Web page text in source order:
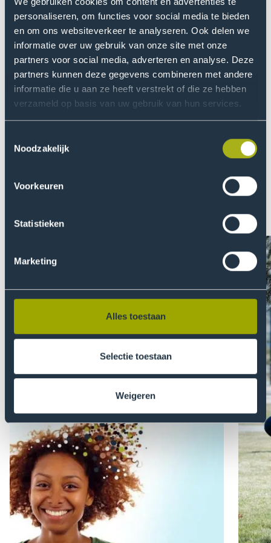
personaliseren, om functies voor social media te bieden
en om ons websiteverkeer te analyseren. Ook delen we
informatie over uw gebruik van onze site met onze
partners voor social media, adverteren en analyse. Deze
partners kunnen deze gegevens combineren met andere
informatie die u aan ze heeft verstrekt of die ze hebben
verzameld op basis van uw gebruik van hun services.
Noodzakelijk
Voorkeuren
Statistieken
Marketing
Alles toestaan
Selectie toestaan
Weigeren
Over De Haagse
gelijke kansen scheppen. Onderzoeken wat er écht
speelt in de wereld en daar oplossingen voor vinden.
ontwikkeling, of beter nog: doe mee!